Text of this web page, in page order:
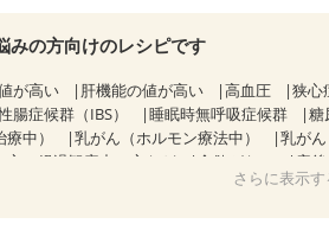
みの方向けのレシピです
が高い 肝機能の値が高い 高血圧 狭心
腸症候群（IBS） 睡眠時無呼吸症候群
糖
中）
乳がん（ホルモン療法中）
乳がん
方・経過観察中の方など
食欲がない 産後
フレイル（年齢
さらに表示す